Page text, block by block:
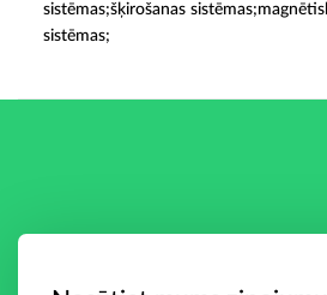
sistēmas;šķirošanas
sistēmas;